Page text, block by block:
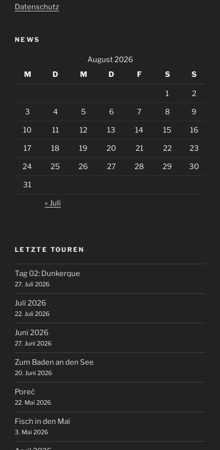
Datenschutz
NEWS
August 2026
M
D M D F S S
1 2
3 4 5 6 7 8 9
10 11 12 13 14 15 16
17 18 19 20 21 22 23
24 25 26 27 28 29 30
31
« Juli
LETZTE TOUREN
Tag 02: Dunkerque
27. Juli 2026
Juli 2026
22. Juli 2026
Juni 2026
27. Juni 2026
Zum Baden an den See
20. Juni 2026
Poreč
22. Mai 2026
Fisch in den Mai
3. Mai 2026